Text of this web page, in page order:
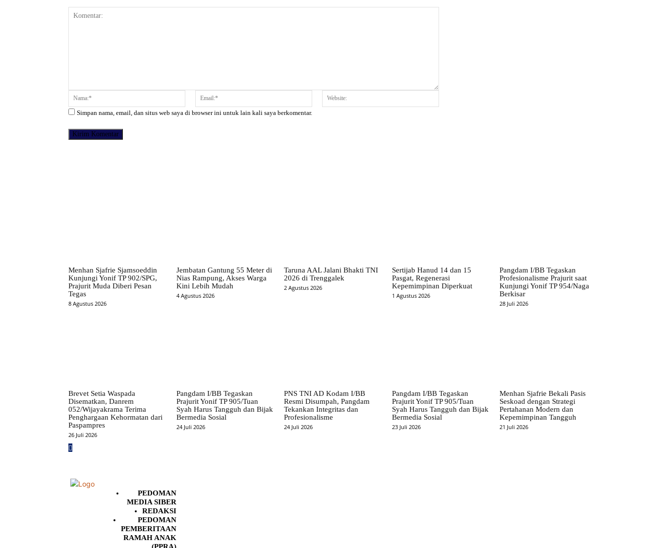
Komentar: Nama:* Email:*
Simpan nama, email, dan situs web saya di browser ini untuk lain kali saya berkomentar.
Menhan Sjafrie Sjamsoeddin
Kunjungi Yonif TP 902/SPG,
Prajurit Muda Diberi Pesan
Tegas
8 Agustus 2026
Jembatan Gantung 55 Meter di
Nias Rampung, Akses Warga
Kini Lebih Mudah
4 Agustus 2026
Taruna AAL Jalani Bhakti TNI
2026 di Trenggalek
2 Agustus 2026
Sertijab Hanud 14 dan 15
Pasgat, Regenerasi
Kepemimpinan Diperkuat
1 Agustus 2026
Pangdam I/BB Tegaskan
Profesionalisme Prajurit saat
Kunjungi Yonif TP 954/Naga
Berkisar
28 Juli 2026
Brevet Setia Waspada
Disematkan, Danrem
052/Wijayakrama Terima
Penghargaan Kehormatan dari
Paspampres
26 Juli 2026
Pangdam I/BB Tegaskan
Prajurit Yonif TP 905/Tuan
Syah Harus Tangguh dan Bijak
Bermedia Sosial
24 Juli 2026
PNS TNI AD Kodam I/BB
Resmi Disumpah, Pangdam
Tekankan Integritas dan
Profesionalisme
24 Juli 2026
Pangdam I/BB Tegaskan
Prajurit Yonif TP 905/Tuan
Syah Harus Tangguh dan Bijak
Bermedia Sosial
23 Juli 2026
Menhan Sjafrie Bekali Pasis
Seskoad dengan Strategi
Pertahanan Modern dan
Kepemimpinan Tangguh
21 Juli 2026
PEDOMAN
MEDIA SIBER
REDAKSI
PEDOMAN
PEMBERITAAN
RAMAH ANAK